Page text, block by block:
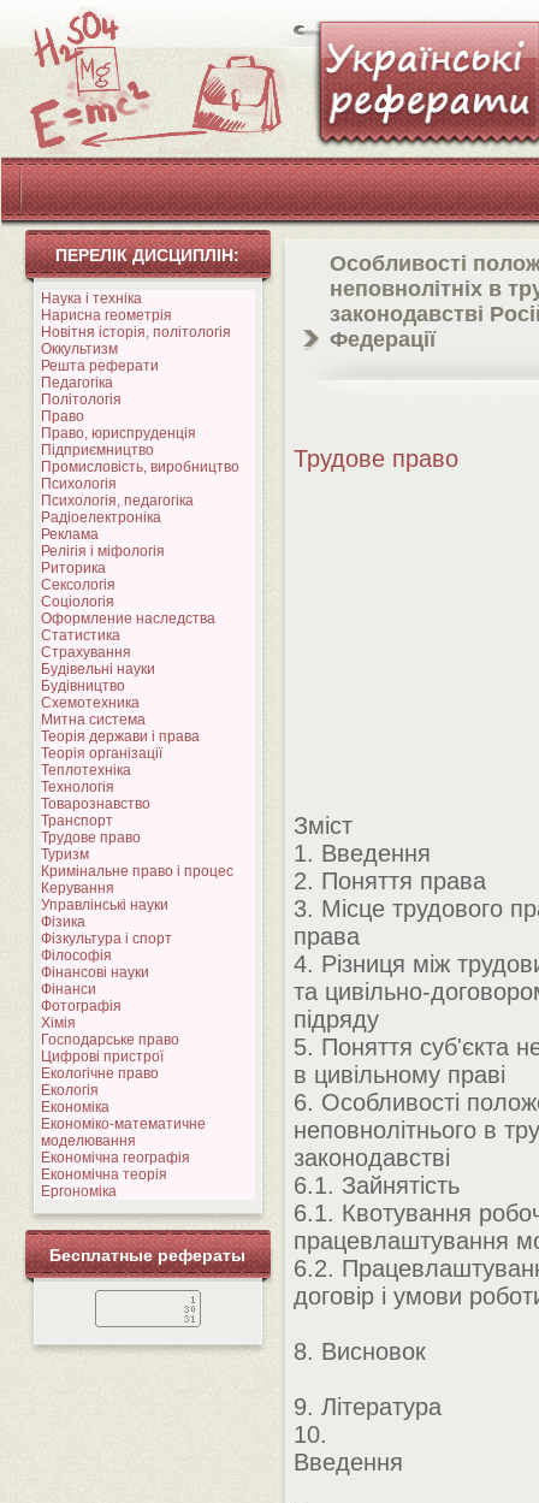
ПЕРЕЛІК ДИСЦИПЛІН:
Наука і техніка
Нарисна геометрія
Новітня історія, політологія
Оккультизм
Решта реферати
Педагогіка
Політологія
Право
Право, юриспруденція
Підприємництво
Промисловість, виробництво
Психологія
Психологія, педагогіка
Радіоелектроніка
Реклама
Релігія і міфологія
Риторика
Сексологія
Соціологія
Оформление наследства
Статистика
Страхування
Будівельні науки
Будівництво
Схемотехника
Митна система
Теорія держави і права
Теорія організації
Теплотехніка
Технологія
Товарознавство
Транспорт
Трудове право
Туризм
Кримінальне право і процес
Керування
Управлінські науки
Фізика
Фізкультура і спорт
Філософія
Фінансові науки
Фінанси
Фотографія
Хімія
Господарське право
Цифрові пристрої
Екологічне право
Екологія
Економіка
Економіко-математичне
моделювання
Економічна географія
Економічна теорія
Ергономіка
Бесплатные рефераты
Особливості
неповнолітніх в
законодавстві
Федерації
Трудове право
Зміст
1. Введення
2. Поняття права
3. Місце трудового
права
4. Різниця між
та цивільно-
підряду
5. Поняття суб'єкта
в цивільному праві
6. Особливості
неповнолітнього в
законодавстві
6.1. Зайнятість
6.1. Квотування
працевлаштування
6.2.
договір і умови
8. Висновок
9. Література
10.
Введення